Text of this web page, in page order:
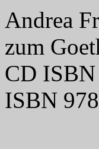
Andrea
zum
CD
ISBN